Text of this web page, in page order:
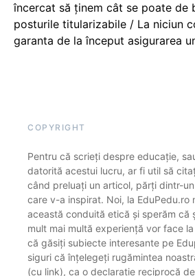
încercat să ținem cât se poate de
posturile titularizabile / La niciun
garanta de la început asigurarea
COPYRIGHT
Pentru că scrieți despre educație,
datorită acestui lucru, ar fi util să
când preluați un articol, părți dintr-
care v-a inspirat. Noi, la EduPedu.ro
această conduită etică și sperăm că
mult mai multă experiență vor face
că găsiți subiecte interesante pe
siguri că înțelegeți rugămintea
(cu link), ca o declarație reciprocă